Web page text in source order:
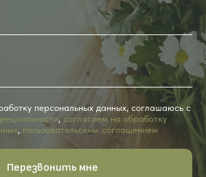
персональных данных, соглашаюсь с
, согласием на обработку
, пользовательским соглашением
Перезвонить мне